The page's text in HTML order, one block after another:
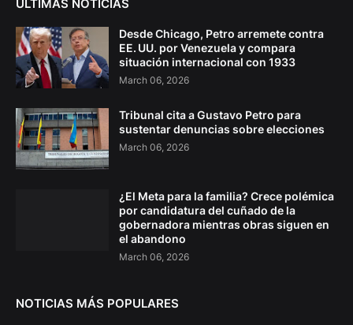
ÚLTIMAS NOTICIAS
Desde Chicago, Petro arremete contra
EE. UU. por Venezuela y compara
situación internacional con 1933
March 06, 2026
Tribunal cita a Gustavo Petro para
sustentar denuncias sobre elecciones
March 06, 2026
¿El Meta para la familia? Crece polémica
por candidatura del cuñado de la
gobernadora mientras obras siguen en
el abandono
March 06, 2026
NOTICIAS MÁS POPULARES